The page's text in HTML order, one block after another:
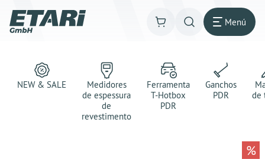
Menú
NEW & SALE
Medidores
de espessura
de
revestimento
Ferramenta
T-Hotbox
PDR
Ganchos
PDR
de
%